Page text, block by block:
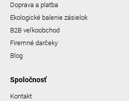
Doprava a platba
Ekologické balenie zásielok
B2B veľkoobchod
Firemné darčeky
Blog
Spoločnosť
Kontakt